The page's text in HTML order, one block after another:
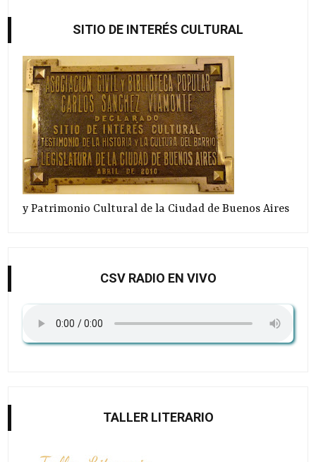
SITIO DE INTERÉS CULTURAL
y Patrimonio Cultural de la Ciudad de Buenos Aires
CSV RADIO EN VIVO
TALLER LITERARIO